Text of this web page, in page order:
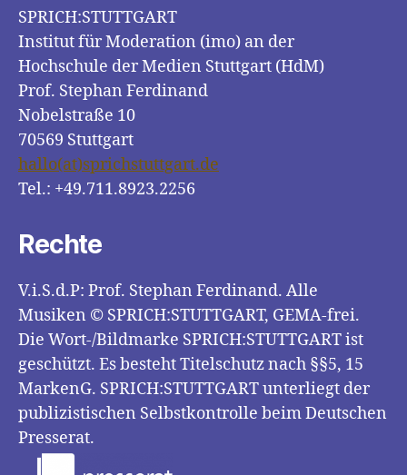
SPRICH:STUTTGART
Institut für Moderation (imo) an der
Hochschule der Medien Stuttgart (HdM)
Prof. Stephan Ferdinand
Nobelstraße 10
70569 Stuttgart
hallo(at)sprichstuttgart.de
Tel.: +49.711.8923.2256
Rechte
V.i.S.d.P: Prof. Stephan Ferdinand. Alle
Musiken © SPRICH:STUTTGART, GEMA-frei.
Die Wort-/Bildmarke SPRICH:STUTTGART ist
geschützt. Es besteht Titelschutz nach §§5, 15
MarkenG. SPRICH:STUTTGART unterliegt der
publizistischen Selbstkontrolle beim Deutschen
Presserat.